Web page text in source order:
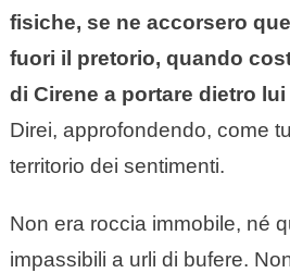
fisiche, se ne accorsero
fuori il pretorio, quando
di Cirene a portare dietro
Direi, approfondendo, come
territorio dei sentimenti.
Non era roccia immobile, né
impassibili a urli di bufere.